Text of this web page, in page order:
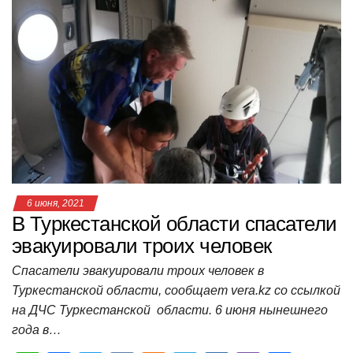
s
A
p
p
e
b
o
o
k
er
o
kl
a
ss
ni
ki
u
р
в
и
т
ь
6 июня, 2021
В Туркестанской области спасатели
эвакуировали троих человек
Спасатели эвакуировали троих человек в
Туркестанской области, сообщает vera.kz со ссылкой
на ДЧС Туркестанской области. 6 июня нынешнего
года в…